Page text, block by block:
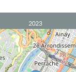
2023